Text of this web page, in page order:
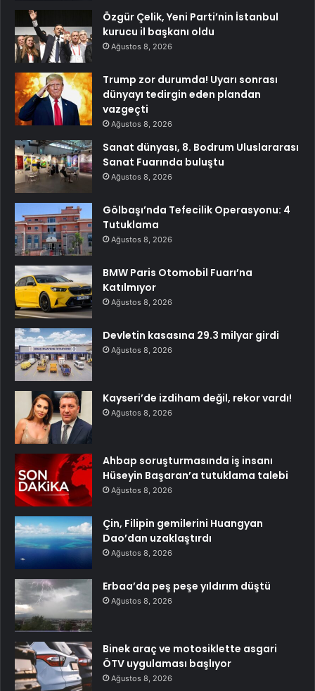
Özgür Çelik, Yeni Parti’nin İstanbul
kurucu il başkanı oldu
Ağustos 8, 2026
Trump zor durumda! Uyarı sonrası
dünyayı tedirgin eden plandan
vazgeçti
Ağustos 8, 2026
Sanat dünyası, 8. Bodrum Uluslararası
Sanat Fuarında buluştu
Ağustos 8, 2026
Gölbaşı’nda Tefecilik Operasyonu: 4
Tutuklama
Ağustos 8, 2026
BMW Paris Otomobil Fuarı’na
Katılmıyor
Ağustos 8, 2026
Devletin kasasına 29.3 milyar girdi
Ağustos 8, 2026
Kayseri’de izdiham değil, rekor vardı!
Ağustos 8, 2026
Ahbap soruşturmasında iş insanı
Hüseyin Başaran’a tutuklama talebi
Ağustos 8, 2026
Çin, Filipin gemilerini Huangyan
Dao’dan uzaklaştırdı
Ağustos 8, 2026
Erbaa’da peş peşe yıldırım düştü
Ağustos 8, 2026
Binek araç ve motosiklette asgari
ÖTV uygulaması başlıyor
Ağustos 8, 2026